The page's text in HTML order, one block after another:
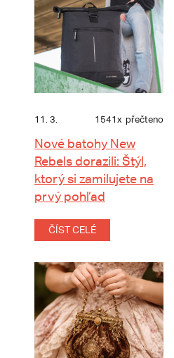
11. 3. 1541x přečteno
Nové batohy New
Rebels dorazili: Štýl,
ktorý si zamilujete na
prvý pohľad
ČÍST CELÉ